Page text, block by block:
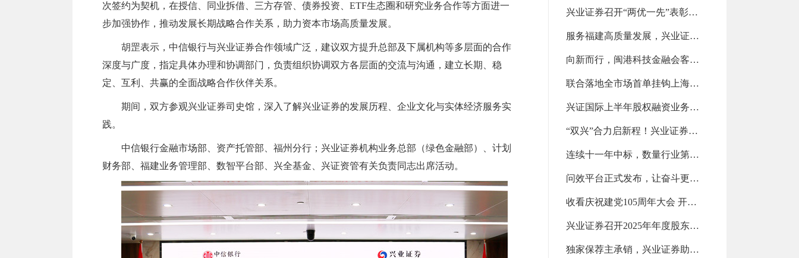
次签约为契机，在授信、同业拆借、三方存管、债券投资、ETF生态圈和研究业务合作等方面进一
步加强协作，推动发展长期战略合作关系，助力资本市场高质量发展。
胡罡表示，中信银行与兴业证券合作领域广泛，建议双方提升总部及下属机构等多层面的合作
深度与广度，指定具体办理和协调部门，负责组织协调双方各层面的交流与沟通，建立长期、稳
定、互利、共赢的全面战略合作伙伴关系。
期间，双方参观兴业证券司史馆，深入了解兴业证券的发展历程、企业文化与实体经济服务实
践。
中信银行金融市场部、资产托管部、福州分行；兴业证券机构业务总部（绿色金融部）、计划
财务部、福建业务管理部、数智平台部、兴全基金、兴证资管有关负责同志出席活动。
兴业证券召开“两优一先”表彰大会（2026-07-28 13:14:20.0)
服务福建高质量发展，兴业证券斩获第一名（2026-07-28 13:13:50.0)
向新而行，闽港科技金融会客厅亮相政银企对接交流会（2026-07-21 14:10:59.0)
联合落地全市场首单挂钩上海清算所美债新发债券指数的场外衍生品交易（2026-07-21 14:10:14.0)
兴证国际上半年股权融资业务位列中资券商前五！（2026-07-21 14:09:33.0)
“双兴”合力启新程！兴业证券与兴业银行推动全方位融合发展（2026-07-15 11:10:57.0)
连续十一年中标，数量行业第二（2026-07-15 11:10:08.0)
问效平台正式发布，让奋斗更有力量（2026-07-15 11:09:18.0)
收看庆祝建党105周年大会 开展学习教育专题党课（2026-07-07 09:24:42.0)
兴业证券召开2025年年度股东会（2026-07-07 09:23:47.0)
独家保荐主承销，兴业证券助力益坤电气登陆北交所（2026-07-07 09:22:29.0)